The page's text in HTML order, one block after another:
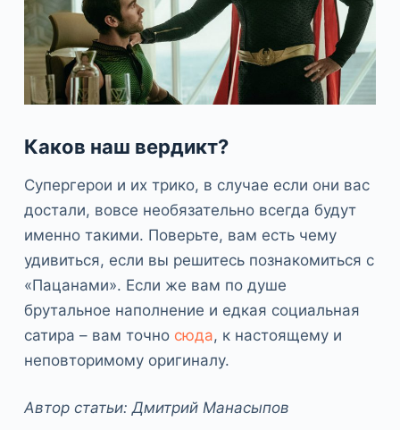
Каков наш вердикт?
Супергерои и их трико, в случае если они вас
достали, вовсе необязательно всегда будут
именно такими. Поверьте, вам есть чему
удивиться, если вы решитесь познакомиться с
«Пацанами». Если же вам по душе
брутальное наполнение и едкая социальная
сатира – вам точно сюда, к настоящему и
неповторимому оригиналу.
Автор статьи: Дмитрий Манасыпов